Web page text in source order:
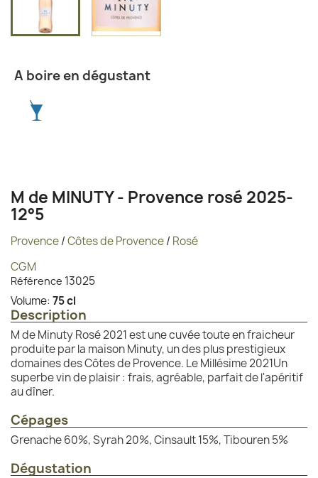
A boire en dégustant
M de MINUTY - Provence rosé 2025-
12°5
Provence/Côtes de Provence/ Rosé
CGM
Référence 13025
Volume: 75 cl
Description
M de Minuty Rosé 2021 est une cuvée toute en fraicheur
produite par la maison Minuty, un des plus prestigieux
domaines des Côtes de Provence. Le Millésime 2021Un
superbe vin de plaisir : frais, agréable, parfait de l'apéritif
au dîner.
Cépages
Grenache 60%, Syrah 20%, Cinsault 15%, Tibouren 5%
Dégustation